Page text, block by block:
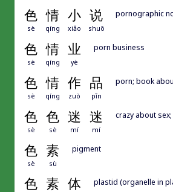
色 情 小 说
sè qíng xiǎo shuō
pornographic
色 情 业
sè qíng yè
porn business
色 情 作 品
sè qíng zuò pǐn
porn; book
色 色 迷 迷
sè sè mí mí
crazy about
色 素
sè sù
pigment
色 素 体 plastid (organelle in